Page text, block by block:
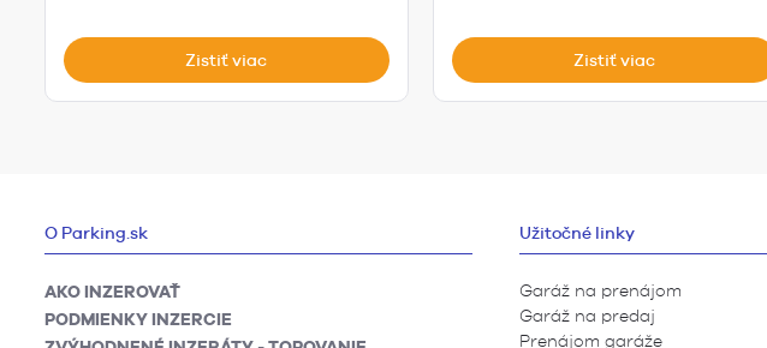
Zistiť viac Zistiť viac
O Parking.sk
AKO INZEROVAŤ
PODMIENKY INZERCIE
Užitočné linky
Garáž na prenájom
Garáž na predaj
Prenájom garáže